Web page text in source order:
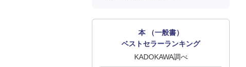
本 （一般書）
ベストセラーランキング
KADOKAWA調べ